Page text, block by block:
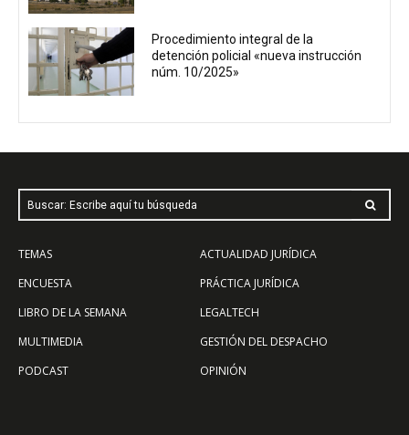
Procedimiento integral de la
detención policial «nueva instrucción
núm. 10/2025»
Buscar: Escribe aquí tu búsqueda
TEMAS
ENCUESTA
LIBRO DE LA SEMANA
MULTIMEDIA
PODCAST
ACTUALIDAD JURÍDICA
PRÁCTICA JURÍDICA
LEGALTECH
GESTIÓN DEL DESPACHO
OPINIÓN